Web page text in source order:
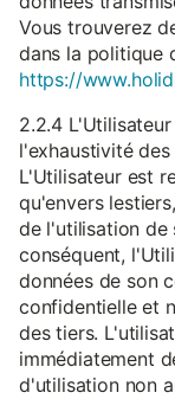
Vous trouverez
dans la politique
https://
2.2.4
l'exhaustivité
L'Utilisateur est
qu'envers
de l'utilisation de
conséquent,
données de son
confidentielle et
des tiers.
immédiatement
d'utilisation non